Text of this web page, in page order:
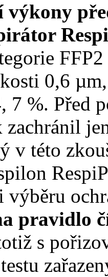
výkony
0,6
7 %. Před
zachránil
v této
výběru
pravidlo
s